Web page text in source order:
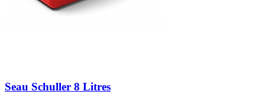
Seau Schuller 8 Litres